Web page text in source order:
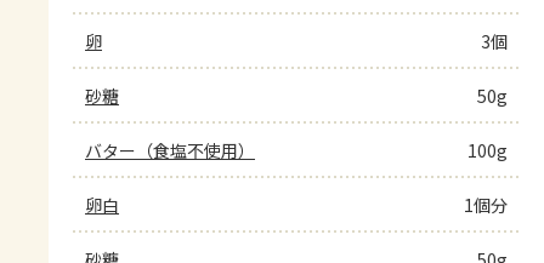
卵 3個
砂糖 50g
バター（食塩不使用） 100g
卵白 1個分